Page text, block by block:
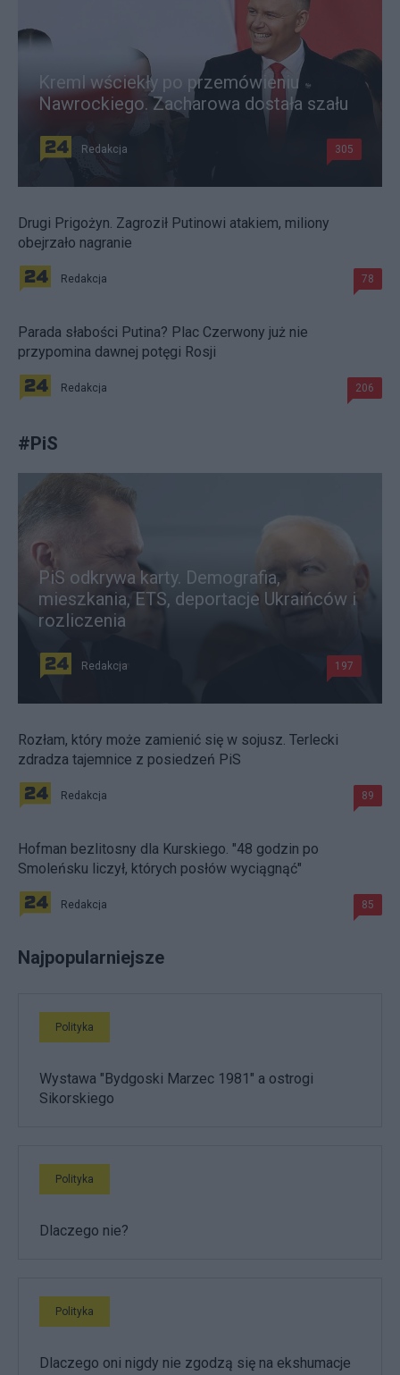
Kreml wściekły po przemówieniu
Nawrockiego. Zacharowa dostała szału
Redakcja 305
Drugi Prigożyn. Zagroził Putinowi atakiem, miliony
obejrzało nagranie
Redakcja 78
Parada słabości Putina? Plac Czerwony już nie
przypomina dawnej potęgi Rosji
Redakcja 206
#PiS
PiS odkrywa karty. Demografia,
mieszkania, ETS, deportacje Ukraińców i
rozliczenia
Redakcja 197
Rozłam, który może zamienić się w sojusz. Terlecki
zdradza tajemnice z posiedzeń PiS
Redakcja 89
Hofman bezlitosny dla Kurskiego. "48 godzin po
Smoleńsku liczył, których posłów wyciągnąć"
Redakcja 85
Najpopularniejsze
Polityka
Wystawa "Bydgoski Marzec 1981" a ostrogi
Sikorskiego
Polityka
Dlaczego nie?
Polityka
Dlaczego oni nigdy nie zgodzą się na ekshumacje